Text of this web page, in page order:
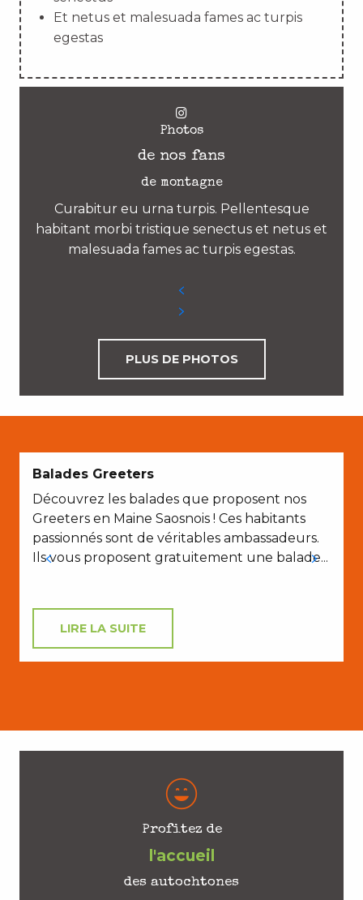
Et netus et malesuada fames ac turpis
egestas
Photos
de nos fans
de montagne
Curabitur eu urna turpis. Pellentesque
habitant morbi tristique senectus et netus et
malesuada fames ac turpis egestas.
PLUS DE PHOTOS
Balades Greeters
Découvrez les balades que proposent nos
Greeters en Maine Saosnois ! Ces habitants
passionnés sont de véritables ambassadeurs.
Ils vous proposent gratuitement une balade...
LIRE LA SUITE
Profitez de
l'accueil
des autochtones